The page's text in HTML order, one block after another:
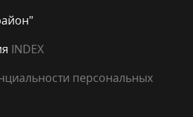
INDEX
персональных